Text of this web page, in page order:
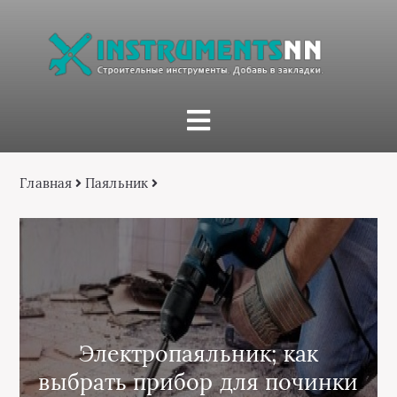
Главная Паяльник
Электропаяльник; как
выбрать прибор для починки